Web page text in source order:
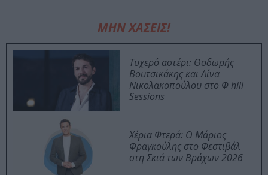
ΜΗΝ ΧΑΣΕΙΣ!
Τυχερό αστέρι: Θοδωρής
Βουτσικάκης και Λίνα
Νικολακοπούλου στο Φ hill
Sessions
Χέρια Φτερά: Ο Μάριος
Φραγκούλης στο Φεστιβάλ
στη Σκιά των Βράχων 2026